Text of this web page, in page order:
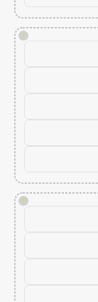
!
!